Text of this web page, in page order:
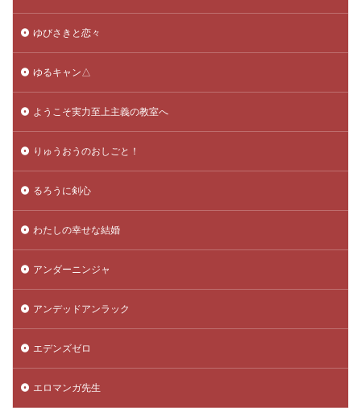
ゆびさきと恋々
ゆるキャン△
ようこそ実力至上主義の教室へ
りゅうおうのおしごと！
るろうに剣心
わたしの幸せな結婚
アンダーニンジャ
アンデッドアンラック
エデンズゼロ
エロマンガ先生